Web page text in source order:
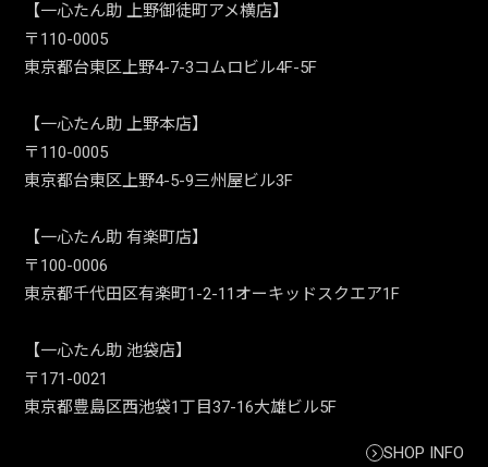
【一心たん助 上野御徒町アメ横店】
〒110-0005
東京都台東区上野4-7-3コムロビル4F-5F
【一心たん助 上野本店】
〒110-0005
東京都台東区上野4-5-9三州屋ビル3F
【一心たん助 有楽町店】
〒100-0006
東京都千代田区有楽町1-2-11オーキッドスクエア1F
【一心たん助 池袋店】
〒171-0021
東京都豊島区西池袋1丁目37-16大雄ビル5F
SHOP INFO